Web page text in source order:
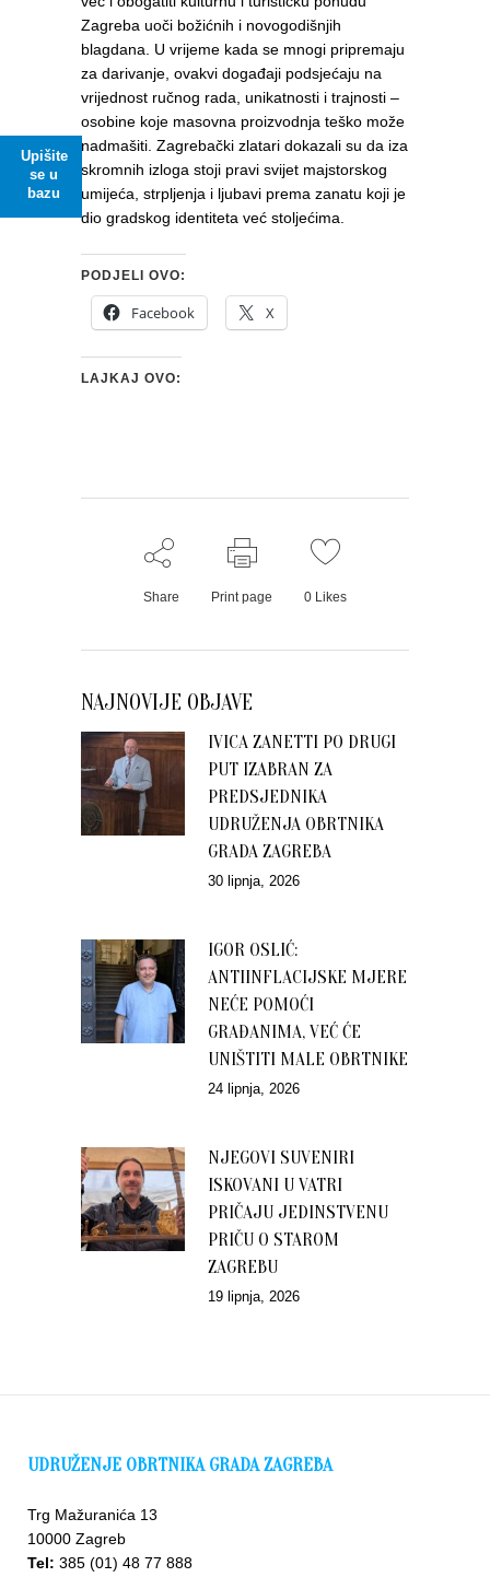
Upišite
se u
bazu
Zagreba uoči božićnih i novogodišnjih
blagdana. U vrijeme kada se mnogi pripremaju
za darivanje, ovakvi događaji podsjećaju na
vrijednost ručnog rada, unikatnosti i trajnosti –
osobine koje masovna proizvodnja teško može
nadmašiti. Zagrebački zlatari dokazali su da iza
skromnih izloga stoji pravi svijet majstorskog
umijeća, strpljenja i ljubavi prema zanatu koji je
dio gradskog identiteta već stoljećima.
PODJELI OVO:
Facebook X
LAJKAJ OVO:
Share Print page 0 Likes
NAJNOVIJE OBJAVE
IVICA ZANETTI PO DRUGI
PUT IZABRAN ZA
PREDSJEDNIKA
UDRUŽENJA OBRTNIKA
GRADA ZAGREBA
30 lipnja, 2026
IGOR OSLIĆ:
ANTIINFLACIJSKE MJERE
NEĆE POMOĆI
GRAĐANIMA, VEĆ ĆE
UNIŠTITI MALE OBRTNIKE
24 lipnja, 2026
NJEGOVI SUVENIRI
ISKOVANI U VATRI
PRIČAJU JEDINSTVENU
PRIČU O STAROM
ZAGREBU
19 lipnja, 2026
UDRUŽENJE OBRTNIKA GRADA ZAGREBA
Trg Mažuranića 13
10000 Zagreb
Tel: 385 (01) 48 77 888